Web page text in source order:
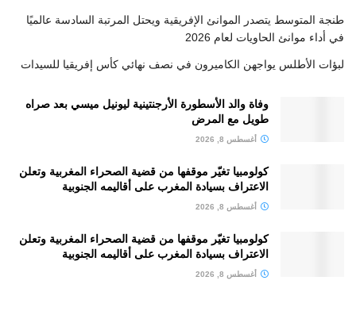
طنجة المتوسط يتصدر الموانئ الإفريقية ويحتل المرتبة السادسة عالميًا
في أداء موانئ الحاويات لعام 2026
لبؤات الأطلس يواجهن الكاميرون في نصف نهائي كأس إفريقيا للسيدات
وفاة والد الأسطورة الأرجنتينية ليونيل ميسي بعد صراه
طويل مع المرض
أغسطس 8, 2026
كولومبيا تغيّر موقفها من قضية الصحراء المغربية وتعلن
الاعتراف بسيادة المغرب على أقاليمه الجنوبية
أغسطس 8, 2026
كولومبيا تغيّر موقفها من قضية الصحراء المغربية وتعلن
الاعتراف بسيادة المغرب على أقاليمه الجنوبية
أغسطس 8, 2026